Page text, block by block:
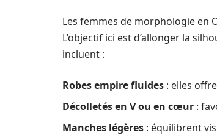
Les femmes de morphologie en
L’objectif ici est d’allonger la
incluent :
Robes empire fluides : elles
Décolletés en V ou en cœur :
Manches légères : équilibrent